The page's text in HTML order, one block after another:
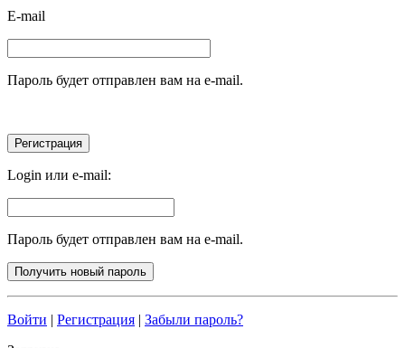
E-mail
Пароль будет отправлен вам на e-mail.
Login или e-mail:
Пароль будет отправлен вам на e-mail.
Войти | Регистрация | Забыли пароль?